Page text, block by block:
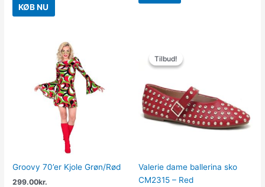
KØB NU
Groovy 70’er Kjole Grøn/Rød
299.00kr.
Tilbud!
Tilbud!
Valerie dame ballerina sko
CM2315 – Red
pris